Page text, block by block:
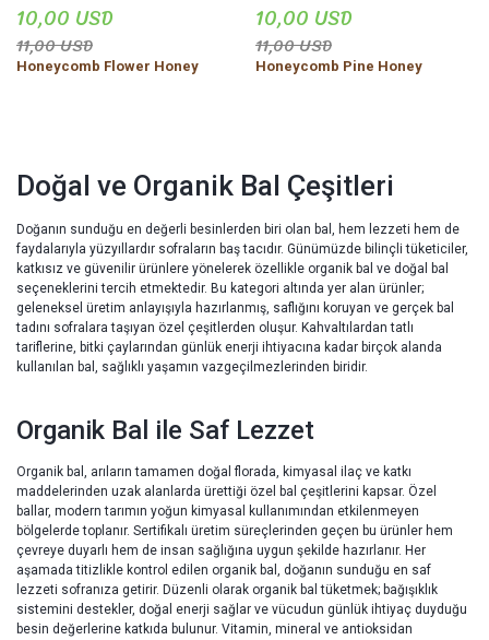
10,00 USD
11,00 USD
Honeycomb Flower Honey
10,00 USD
11,00 USD
Honeycomb Pine Honey
Doğal ve Organik Bal Çeşitleri
Doğanın sunduğu en değerli besinlerden biri olan bal, hem lezzeti hem de
faydalarıyla yüzyıllardır sofraların baş tacıdır. Günümüzde bilinçli tüketiciler,
katkısız ve güvenilir ürünlere yönelerek özellikle organik bal ve doğal bal
seçeneklerini tercih etmektedir. Bu kategori altında yer alan ürünler;
geleneksel üretim anlayışıyla hazırlanmış, saflığını koruyan ve gerçek bal
tadını sofralara taşıyan özel çeşitlerden oluşur. Kahvaltılardan tatlı
tariflerine, bitki çaylarından günlük enerji ihtiyacına kadar birçok alanda
kullanılan bal, sağlıklı yaşamın vazgeçilmezlerinden biridir.
Organik Bal ile Saf Lezzet
Organik bal, arıların tamamen doğal florada, kimyasal ilaç ve katkı
maddelerinden uzak alanlarda ürettiği özel bal çeşitlerini kapsar. Özel
ballar, modern tarımın yoğun kimyasal kullanımından etkilenmeyen
bölgelerde toplanır. Sertifikalı üretim süreçlerinden geçen bu ürünler hem
çevreye duyarlı hem de insan sağlığına uygun şekilde hazırlanır. Her
aşamada titizlikle kontrol edilen organik bal, doğanın sunduğu en saf
lezzeti sofranıza getirir. Düzenli olarak organik bal tüketmek; bağışıklık
sistemini destekler, doğal enerji sağlar ve vücudun günlük ihtiyaç duyduğu
besin değerlerine katkıda bulunur. Vitamin, mineral ve antioksidan